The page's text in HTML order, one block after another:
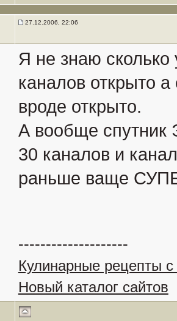
27.12.2006, 22:06
Я не знаю сколько
каналов открыто
вроде открыто.
А вообще спутник
30 каналов и
раньше ваще
--------------------
Кулинарные рецепты
Новый каталог сайтов